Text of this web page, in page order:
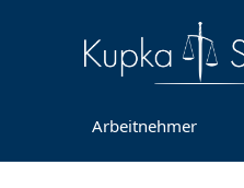
Arbeitnehmer